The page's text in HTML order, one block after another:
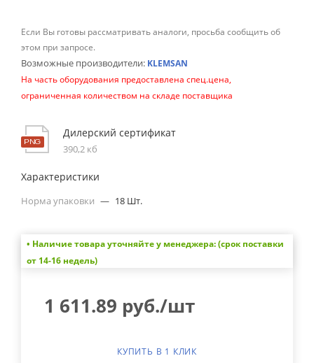
Если Вы готовы рассматривать аналоги, просьба сообщить об
этом при запросе.
Возможные производители: KLEMSAN
На часть оборудования предоставлена спец.цена,
ограниченная количеством на складе поставщика
Дилерский сертификат
390,2 кб
Характеристики
Норма упаковки — 18 Шт.
• Наличие товара уточняйте у менеджера: (срок поставки
от 14-16 недель)
1 611.89 руб./шт
КУПИТЬ В 1 КЛИК